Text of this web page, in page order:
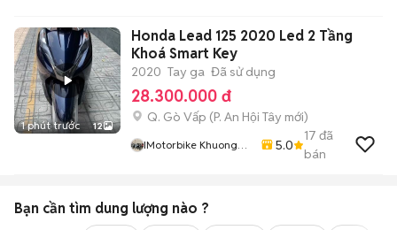
1 phút trước 12
Honda Lead 125 2020 Led 2 Tầng
Khoá Smart Key
2020 Tay ga Đã sử dụng
28.300.000 đ
Q. Gò Vấp (P. An Hội Tây mới)
IMotorbike Khuong
5.0
17 đã
bán
Bạn cần tìm dung lượng nào ?